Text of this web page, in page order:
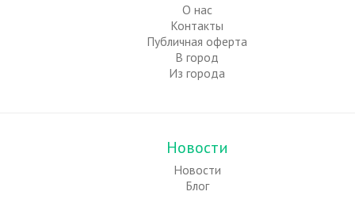
О нас
Контакты
Публичная оферта
В город
Из города
Новости
Новости
Блог